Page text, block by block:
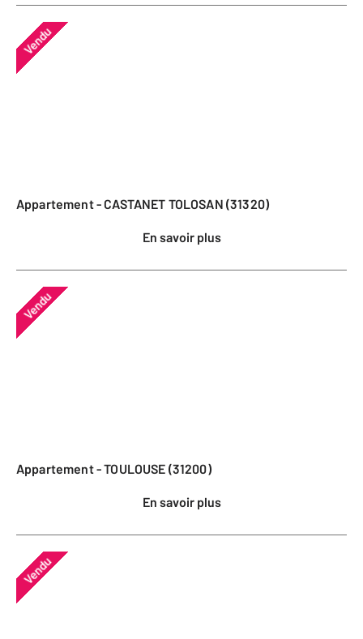
Vendu
Appartement - CASTANET TOLOSAN (31320)
En savoir plus
Vendu
Appartement - TOULOUSE (31200)
En savoir plus
Vendu